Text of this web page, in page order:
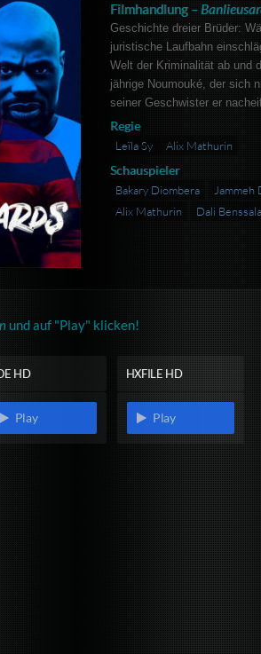
Filmhandlung –
Geschichte dreier Brüder:
juristische Laufbahn
Welt der Kriminalität ab und
jährige Noumouké, der sich
seiner Geschwister er
Regie
Leïla Sy Alix Mathurin
Schauspieler
Bakary Diombera Jammeh
Alix Mathurin
Dali
und auf "Play" klicken!
HD
Play
HXFILE HD
Play